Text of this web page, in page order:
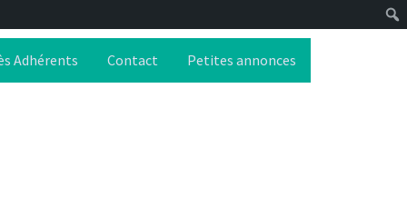
Adhérents Contact Petites annonces